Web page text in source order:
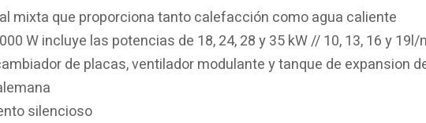
mixta que proporciona tanto calefacción como agua caliente
W incluye las potencias de 18, 24, 28 y 35 kW // 10, 13, 16 y
de placas, ventilador modulante y tanque de expansion
silencioso